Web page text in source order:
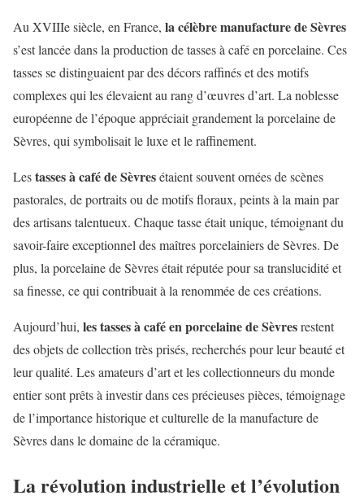
Au XVIIIe siècle, en France, la célèbre manufacture de Sèvres
s’est lancée dans la production de tasses à café en porcelaine. Ces
tasses se distinguaient par des décors raffinés et des motifs
complexes qui les élevaient au rang d’œuvres d’art. La noblesse
européenne de l’époque appréciait grandement la porcelaine de
Sèvres, qui symbolisait le luxe et le raffinement.
Lestasses à café de Sèvresétaient souvent ornées de scènes
pastorales, de portraits ou de motifs floraux, peints à la main par
des artisans talentueux. Chaque tasse était unique, témoignant du
savoir-faire exceptionnel des maîtres porcelainiers de Sèvres. De
plus, la porcelaine de Sèvres était réputée pour sa translucidité et
sa finesse, ce qui contribuait à la renommée de ces créations.
Aujourd’hui, les tasses à café en porcelaine de Sèvresrestent
des objets de collection très prisés, recherchés pour leur beauté et
leur qualité. Les amateurs d’art et les collectionneurs du monde
entier sont prêts à investir dans ces précieuses pièces, témoignage
de l’importance historique et culturelle de la manufacture de
Sèvres dans le domaine de la céramique.
La révolution industrielle et l’évolution